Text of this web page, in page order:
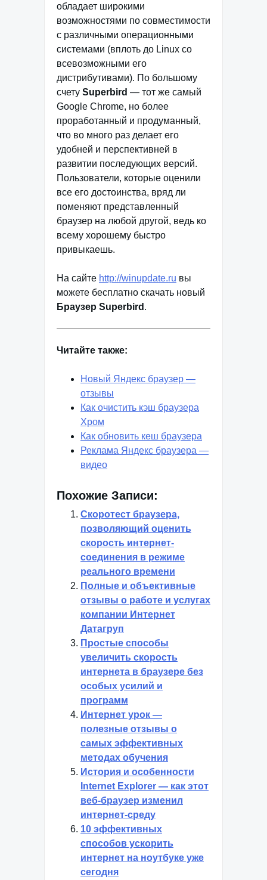
обладает широкими
возможностями по совместимости
с различными операционными
системами (вплоть до Linux со
всевозможными его
дистрибутивами). По большому
счету Superbird — тот же самый
Google Chrome, но более
проработанный и продуманный,
что во много раз делает его
удобней и перспективней в
развитии последующих версий.
Пользователи, которые оценили
все его достоинства, вряд ли
поменяют представленный
браузер на любой другой, ведь ко
всему хорошему быстро
привыкаешь.
На сайте http://winupdate.ru вы
можете бесплатно скачать новый
Браузер Superbird .
Читайте также:
Новый Яндекс браузер —
отзывы
Как очистить кэш браузера
Хром
Как обновить кеш браузера
Реклама Яндекс браузера —
видео
Похожие Записи:
Скоротест браузера,
позволяющий оценить
скорость интернет-
соединения в режиме
реального времени
Полные и объективные
отзывы о работе и услугах
компании Интернет
Датагруп
Простые способы
увеличить скорость
интернета в браузере без
особых усилий и
программ
Интернет урок —
полезные отзывы о
самых эффективных
методах обучения
История и особенности
Internet Explorer — как этот
веб-браузер изменил
интернет-среду
10 эффективных
способов ускорить
интернет на ноутбуке уже
сегодня